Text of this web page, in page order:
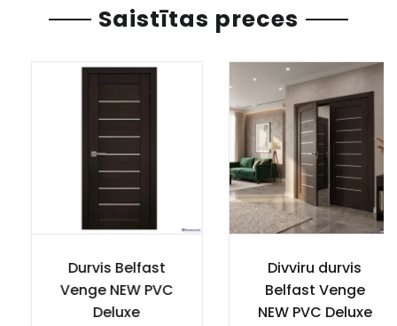
Saistītas preces
Durvis Belfast
Venge NEW PVC
Deluxe
Divviru durvis
Belfast Venge
NEW PVC Deluxe